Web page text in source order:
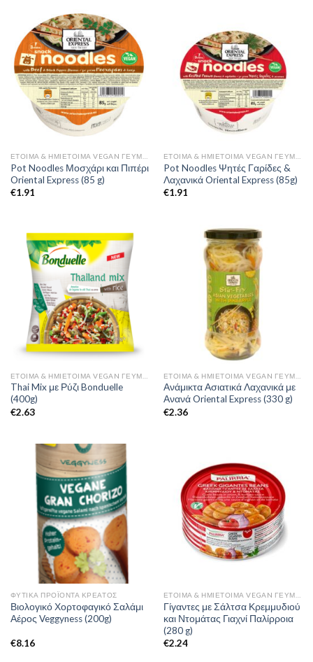
Pot Noodles Μοσχάρι και Πιπέρι
Oriental Express (85 g)
€1.91
Pot Noodles Ψητές Γαρίδες &
Λαχανικά Oriental Express (85g)
€1.91
Thai Mix με Ρύζι Bonduelle
(400g)
€2.63
Ανάμικτα Ασιατικά Λαχανικά με
Ανανά Oriental Express (330 g)
€2.36
ΦΥΤΙΚΆ ΠΡΟΪΌΝΤΑ ΚΡΈΑΤΟΣ
Βιολογικό Χορτοφαγικό Σαλάμι
Αέρος Veggyness (200g)
€8.16
Γίγαντες με Σάλτσα Κρεμμυδιού
και Ντομάτας Γιαχνί Παλίρροια
(280 g)
€2.24